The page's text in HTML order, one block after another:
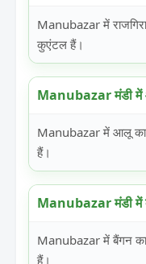
Manubazar में
कुएंटल हैं।
Manubazar मंडी में
Manubazar में आलू
हैं।
Manubazar मंडी में
Manubazar में बैंगन
हैं।